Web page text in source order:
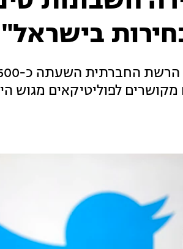
בישראל"
לפוליטיקאים מגוש